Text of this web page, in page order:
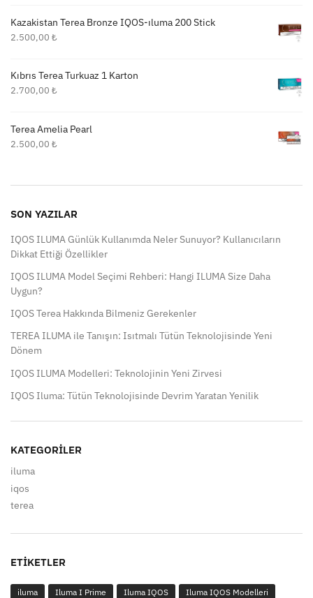
Kazakistan Terea Bronze IQOS-ıluma 200 Stick
2.500,00 ₺
Kıbrıs Terea Turkuaz 1 Karton
2.700,00 ₺
Terea Amelia Pearl
2.500,00 ₺
SON YAZILAR
IQOS ILUMA Günlük Kullanımda Neler Sunuyor? Kullanıcıların
Dikkat Ettiği Özellikler
IQOS ILUMA Model Seçimi Rehberi: Hangi ILUMA Size Daha
Uygun?
IQOS Terea Hakkında Bilmeniz Gerekenler
TEREA ILUMA ile Tanışın: Isıtmalı Tütün Teknolojisinde Yeni
Dönem
IQOS ILUMA Modelleri: Teknolojinin Yeni Zirvesi
IQOS Iluma: Tütün Teknolojisinde Devrim Yaratan Yenilik
KATEGORILER
iluma
iqos
terea
ETIKETLER
iluma Iluma I Prime Iluma IQOS
Iluma IQOS Modelleri